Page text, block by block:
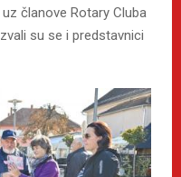
članove Rotary Cluba
su se i predstavnici